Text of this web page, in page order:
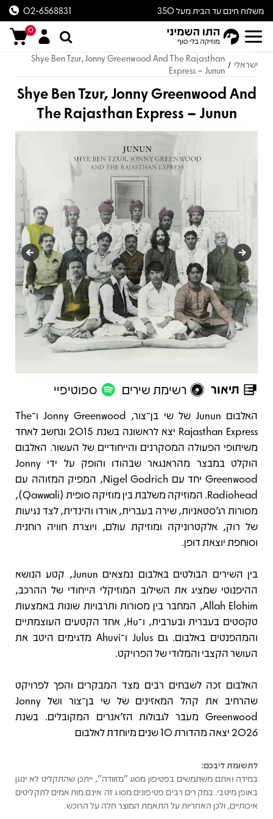
משלוח חינם עד הבית מעל 350
ש״ח
02-6568831
0
ישראלי /
Shye Ben Tzur, Jonny Greenwood And The Rajasthan
Express – Junun
Shye Ben Tzur, Jonny Greenwood And
The Rajasthan Express – Junun
תיאור רשימת שירים ספוטיפיי
תיאור
האלבום Junun של שי בן־צור, Jonny Greenwood ו־The
Rajasthan Express יצא לראשונה בשנת 2015 ונחשב לאחד
משיתופי הפעולה המסקרנים והייחודיים של העשור. האלבום
הוקלט במבצר מהראנגאר שבהודו והופק על ידי Jonny
Greenwood יחד עם Nigel Godrich, המפיק המזוהה עם
Radiohead. המוזיקה משלבת בין מוזיקה סופית (Qawwali),
מסורות רג'סטאניות, שירה בעברית, אורדו והינדית, לצד נגיעות
של רוק, אלקטרוניקה ומוזיקת עולם, ויוצרת חוויה רוחנית
וסוחפת יוצאת דופן.
בין השירים הבולטים באלבום נמצאים Junun, קטע הנושא
ההיפנוטי שמציג את השילוב המוזיקלי הייחודי של ההרכב,
Allah Elohim, המחבר בין מסורות ותרבויות שונות באמצעות
טקסטים בעברית ובערבית, ו־Hu, אחד הקטעים העוצמתיים
והמהפנטים באלבום. גם Julus ו־Ahuvi מדגימים היטב את
העושר הקצבי והמלודי של הפרויקט.
האלבום זכה לשבחים רבים מצד המבקרים והפך לפרויקט
שהרחיב את קהל המאזינים של שי בן־צור ושל Jonny
Greenwood מעבר לגבולות הז'אנרים המקובלים. בשנת
2026 יצאה מהדורת 10 שנים מיוחדת לאלבום
לתשומת ליבכם:
במידה ואתם משתמשים בפטיפון מסוג "מזוודה", ייתכן שהתקליט לא ינוגן
באופן מיטבי. במקרים רבים פטיפונים מסוג זה אינם מותאמים לתקליטים
איכותיים, ולכן האחריות על התאמת המוצר חלה על הרוכש.